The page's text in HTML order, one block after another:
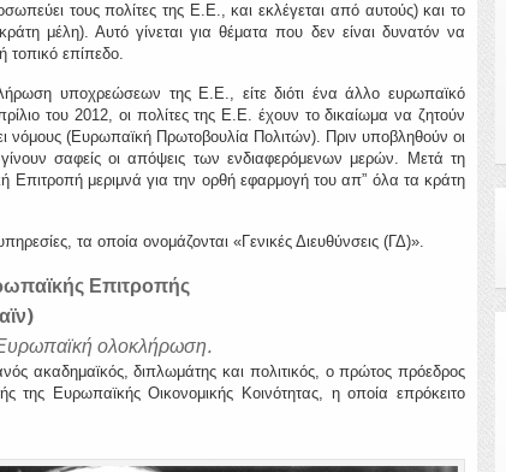
τους πολίτες της Ε.Ε., και εκλέγεται από αυτούς) και το
μέλη). Αυτό γίνεται για θέματα που δεν είναι δυνατόν να
τοπικό επίπεδο.
υποχρεώσεων της Ε.Ε., είτε διότι ένα άλλο ευρωπαϊκό
του 2012, οι πολίτες της Ε.Ε. έχουν το δικαίωμα να ζητούν
νόμους (Ευρωπαϊκή Πρωτοβουλία Πολιτών). Πριν υποβληθούν οι
σαφείς οι απόψεις των ενδιαφερόμενων μερών. Μετά τη
μεριμνά για την ορθή εφαρμογή του απ” όλα τα κράτη
τα οποία ονομάζονται «Γενικές Διευθύνσεις (ΓΔ)».
Επιτροπής
Ευρωπαϊκή ολοκλήρωση.
ακαδημαϊκός, διπλωμάτης και πολιτικός, ο πρώτος πρόεδρος
Ευρωπαϊκής Οικονομικής Κοινότητας, η οποία επρόκειτο